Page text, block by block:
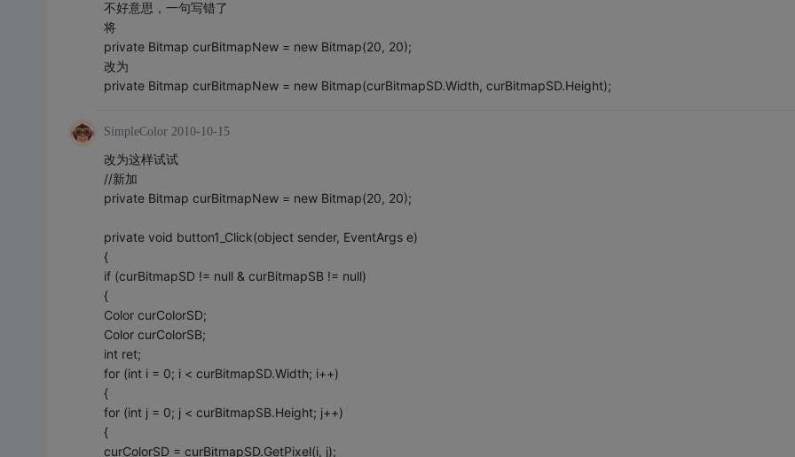
不好意思，一句写错了
将
private Bitmap curBitmapNew = new Bitmap(20, 20);
改为
private Bitmap curBitmapNew = new Bitmap(curBitmapSD.Width, curBitmapSD.Height);
SimpleColor 2010-10-15
改为这样试试
//新加
private Bitmap curBitmapNew = new Bitmap(20, 20);
private void button1_Click(object sender, EventArgs e)
{
if (curBitmapSD != null & curBitmapSB != null)
{
Color curColorSD;
Color curColorSB;
int ret;
for (int i = 0; i < curBitmapSD.Width; i++)
{
for (int j = 0; j < curBitmapSB.Height; j++)
{
curColorSD = curBitmapSD.GetPixel(i, j);